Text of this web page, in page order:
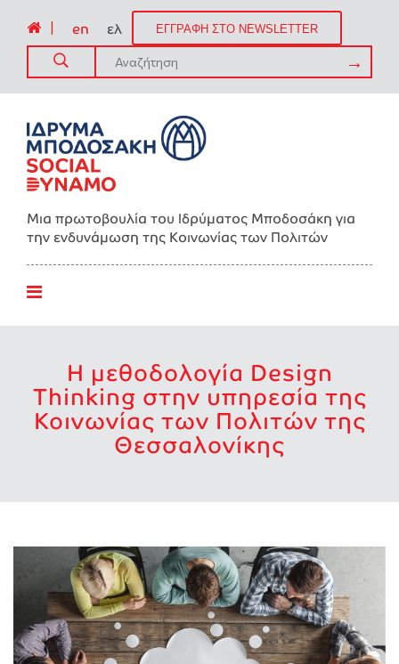
en ελ ΕΓΓΡΑΦΗ ΣΤΟ NEWSLETTER
Μια πρωτοβουλία του Ιδρύματος Μποδοσάκη για
την ενδυνάμωση της Kοινωνίας των Πολιτών
Η μεθοδολογία Design
Thinking στην υπηρεσία της
Κοινωνίας των Πολιτών της
Θεσσαλονίκης